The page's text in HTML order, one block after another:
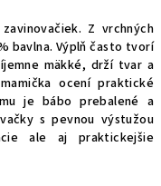
Z vrchných
bavlna. Výplň často tvorí
mäkké, drží tvar a
ocení praktické
je bábo prebalené a
s pevnou výstužou
ale aj praktickejšie